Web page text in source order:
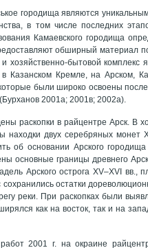
городища являются
в том числе последних
Камаевского городища
обширный материал
хозяйственно-бытовой
Казанском Кремле, на Арском,
были широко освоены
2001а; 2001в; 2002а).
раскопки в райцентре Арск. В
находки двух серебряных
об основании Арского
основные границы древнего
Арского острога XV–XVI
сохранились остатки
реки. При раскопках были
как на восток, так и на
2001 г. на окраине